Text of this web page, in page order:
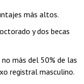
más altos.
y dos becas
no más del 50% de las
registral masculino.